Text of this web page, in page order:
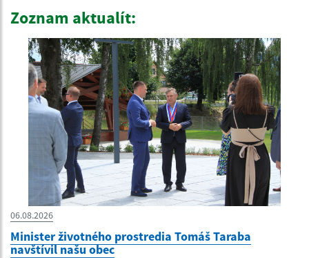
Zoznam aktualít:
06.08.2026
Minister životného prostredia Tomáš Taraba
navštívil našu obec